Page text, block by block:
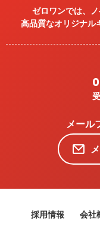
ゼロワンでは、
高品質なオリジナル
メール
採用情報 会社